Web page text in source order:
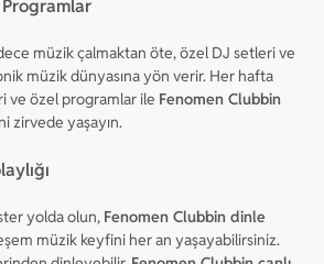
müzik çalmaktan öte, özel DJ setleri ve
müzik dünyasına yön verir. Her hafta
ve özel programlar ile Fenomen Clubbin
zirvede yaşayın.
yolda olun, Fenomen Clubbin dinle
müzik keyfini her an yaşayabilirsiniz.